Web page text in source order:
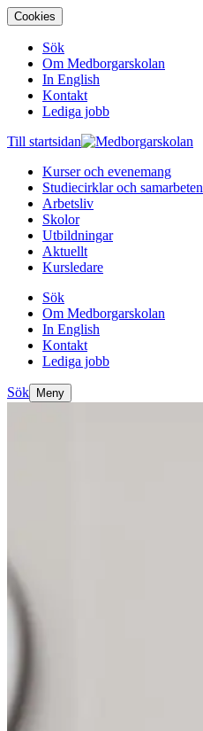
Cookies
Sök
Om Medborgarskolan
In English
Kontakt
Lediga jobb
Till startsidan
Kurser och evenemang
Studiecirklar och samarbeten
Arbetsliv
Skolor
Utbildningar
Aktuellt
Kursledare
Sök
Om Medborgarskolan
In English
Kontakt
Lediga jobb
Sök Meny